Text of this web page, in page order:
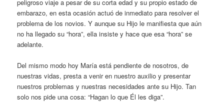
peligroso viaje a pesar de su corta edad y su propio estado de
embarazo, en esta ocasión actuó de inmediato para resolver el
problema de los novios. Y aunque su Hijo le manifiesta que aún
no ha llegado su “hora”, ella insiste y hace que esa “hora” se
adelante.
Del mismo modo hoy María está pendiente de nosotros, de
nuestras vidas, presta a venir en nuestro auxilio y presentar
nuestros problemas y nuestras necesidades ante su Hijo. Tan
solo nos pide una cosa: “Hagan lo que Él les diga”.